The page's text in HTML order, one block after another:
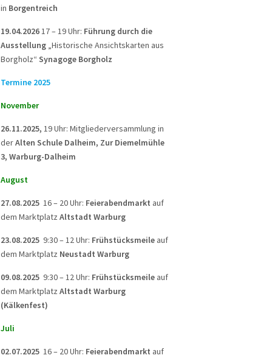
in Borgentreich
19.04.202617 – 19 Uhr: Führung durch die
Ausstellung „Historische Ansichtskarten aus
Borgholz“ Synagoge Borgholz
Termine 2025
November
26.11.2025, 19 Uhr: Mitgliederversammlung in
derAlten Schule Dalheim, Zur Diemelmühle
3, Warburg-Dalheim
August
27.08.2025 16 – 20 Uhr: Feierabendmarkt auf
dem Marktplatz Altstadt Warburg
23.08.2025 9:30 – 12 Uhr: Frühstücksmeile auf
dem Marktplatz Neustadt Warburg
09.08.2025 9:30 – 12 Uhr: Frühstücksmeile auf
dem Marktplatz Altstadt Warburg
(Kälkenfest)
Juli
02.07.2025 16 – 20 Uhr: Feierabendmarkt auf